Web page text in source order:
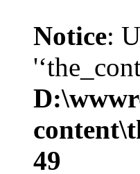
Notice:
49